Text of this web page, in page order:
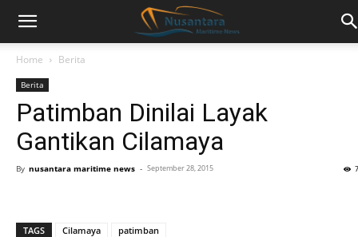
Home Berita
Berita
Patimban Dinilai Layak
Gantikan Cilamaya
By nusantara maritime news - September 28, 2015
TAGS Cilamaya patimban